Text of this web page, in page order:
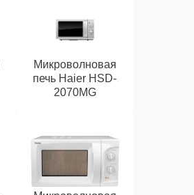
Микроволновая
печь Haier HSD-
2070MG